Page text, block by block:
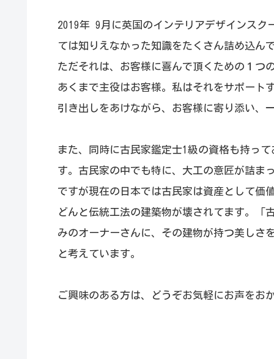
2019年 9月に英国のインテリアデザインスク
ては知りえなかった知識をたくさん詰め込ん
ただそれは、お客様に喜んで頂くための１つ
あくまで主役はお客様。私はそれをサポート
引き出しをあけながら、お客様に寄り添い、
また、同時に古民家鑑定士1級の資格も持っ
す。古民家の中でも特に、大工の意匠が詰ま
ですが現在の日本では古民家は資産として価
どんと伝統工法の建築物が壊されてます。「
みのオーナーさんに、その建物が持つ美しさ
と考えています。
ご興味のある方は、どうぞお気軽にお声をお